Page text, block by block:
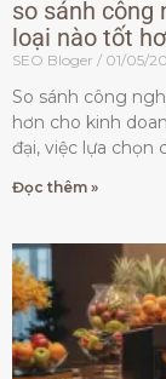
so sánh công
loại nào tốt
SEO Bloger 01/05/
So sánh công
hơn cho kinh
đại, việc lựa chọn
Đọc thêm »